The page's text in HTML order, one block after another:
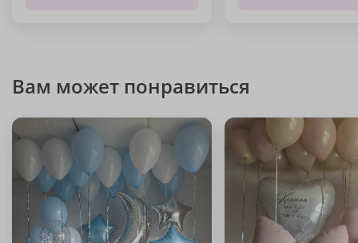
Вам может понравиться